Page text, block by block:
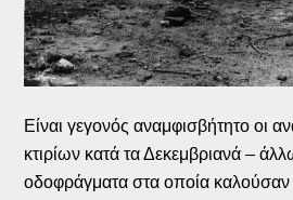
Είναι γεγονός αναμφισβήτητο οι
κτιρίων κατά τα Δεκεμβριανά –
οδοφράγματα στα οποία